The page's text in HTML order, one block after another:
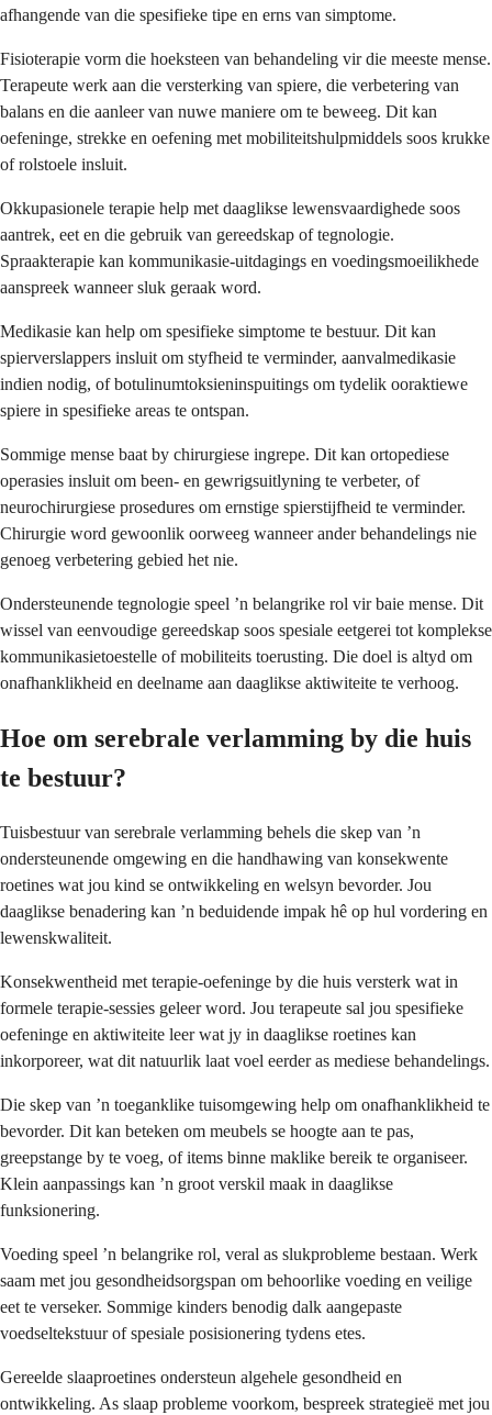
afhangende van die spesifieke tipe en erns van simptome.
Fisioterapie vorm die hoeksteen van behandeling vir die meeste mense.
Terapeute werk aan die versterking van spiere, die verbetering van
balans en die aanleer van nuwe maniere om te beweeg. Dit kan
oefeninge, strekke en oefening met mobiliteitshulpmiddels soos krukke
of rolstoele insluit.
Okkupasionele terapie help met daaglikse lewensvaardighede soos
aantrek, eet en die gebruik van gereedskap of tegnologie.
Spraakterapie kan kommunikasie-uitdagings en voedingsmoeilikhede
aanspreek wanneer sluk geraak word.
Medikasie kan help om spesifieke simptome te bestuur. Dit kan
spierverslappers insluit om styfheid te verminder, aanvalmedikasie
indien nodig, of botulinumtoksieninspuitings om tydelik ooraktiewe
spiere in spesifieke areas te ontspan.
Sommige mense baat by chirurgiese ingrepe. Dit kan ortopediese
operasies insluit om been- en gewrigsuitlyning te verbeter, of
neurochirurgiese prosedures om ernstige spierstijfheid te verminder.
Chirurgie word gewoonlik oorweeg wanneer ander behandelings nie
genoeg verbetering gebied het nie.
Ondersteunende tegnologie speel ’n belangrike rol vir baie mense. Dit
wissel van eenvoudige gereedskap soos spesiale eetgerei tot komplekse
kommunikasietoestelle of mobiliteits toerusting. Die doel is altyd om
onafhanklikheid en deelname aan daaglikse aktiwiteite te verhoog.
Hoe om serebrale verlamming by die huis
te bestuur?
Tuisbestuur van serebrale verlamming behels die skep van ’n
ondersteunende omgewing en die handhawing van konsekwente
roetines wat jou kind se ontwikkeling en welsyn bevorder. Jou
daaglikse benadering kan ’n beduidende impak hê op hul vordering en
lewenskwaliteit.
Konsekwentheid met terapie-oefeninge by die huis versterk wat in
formele terapie-sessies geleer word. Jou terapeute sal jou spesifieke
oefeninge en aktiwiteite leer wat jy in daaglikse roetines kan
inkorporeer, wat dit natuurlik laat voel eerder as mediese behandelings.
Die skep van ’n toeganklike tuisomgewing help om onafhanklikheid te
bevorder. Dit kan beteken om meubels se hoogte aan te pas,
greepstange by te voeg, of items binne maklike bereik te organiseer.
Klein aanpassings kan ’n groot verskil maak in daaglikse
funksionering.
Voeding speel ’n belangrike rol, veral as slukprobleme bestaan. Werk
saam met jou gesondheidsorgspan om behoorlike voeding en veilige
eet te verseker. Sommige kinders benodig dalk aangepaste
voedseltekstuur of spesiale posisionering tydens etes.
Gereelde slaaproetines ondersteun algehele gesondheid en
ontwikkeling. As slaap probleme voorkom, bespreek strategieë met jou